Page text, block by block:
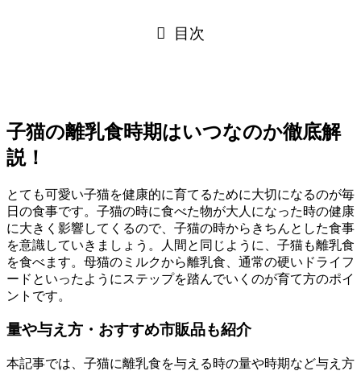
目次
子猫の離乳食時期はいつなのか徹底解
説！
とても可愛い子猫を健康的に育てるために大切になるのが毎
日の食事です。子猫の時に食べた物が大人になった時の健康
に大きく影響してくるので、子猫の時からきちんとした食事
を意識していきましょう。人間と同じように、子猫も離乳食
を食べます。母猫のミルクから離乳食、通常の硬いドライフ
ードといったようにステップを踏んでいくのが育て方のポイ
ントです。
量や与え方・おすすめ市販品も紹介
本記事では、子猫に離乳食を与える時の量や時期など与え方